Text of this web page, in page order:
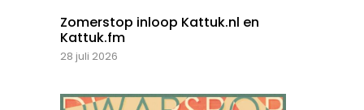
Zomerstop inloop Kattuk.nl en
Kattuk.fm
28 juli 2026